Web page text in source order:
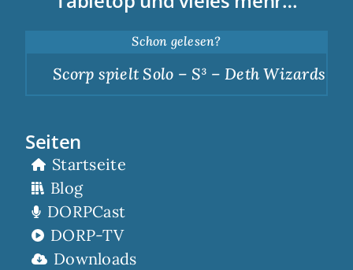
Schon gelesen?
Scorp spielt Solo – S³ – Deth Wizards –
Seiten
Startseite
Blog
DORPCast
DORP-TV
Downloads